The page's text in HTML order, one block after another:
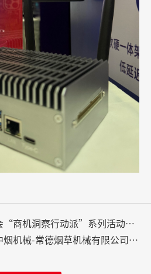
察行动派”系列活动走进金桥信息圆满完成！
常德烟草机械有限公司”重塑会议生命力！